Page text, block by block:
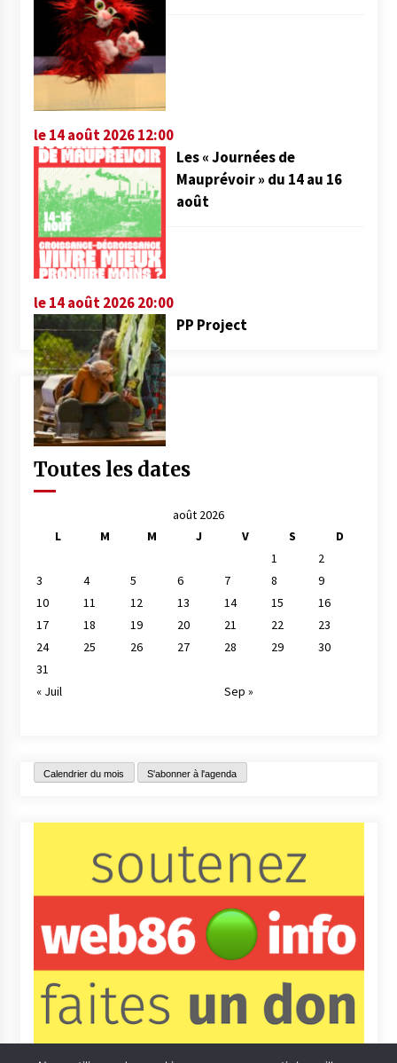
le 14 août 2026 12:00
Les « Journées de
Mauprévoir » du 14 au 16
août
le 14 août 2026 20:00
PP Project
Toutes les dates
août 2026
L
M M J V S
D
1
2
3
4 5 6 7 8
9
10
11 12 13 14 15
16
17
18 19 20 21 22
23
24
25 26 27 28 29
30
31
« Juil
Sep »
Calendrier du mois S'abonner à l'agenda